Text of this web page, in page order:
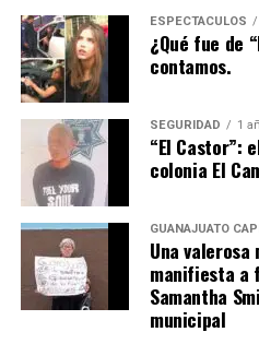
ESPECTÁCULOS
¿Qué fue de
contamos.
SEGURIDAD 1
“El Castor”:
colonia El
GUANAJUATO
Una
manifiesta a
Samantha
municipal